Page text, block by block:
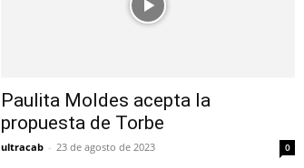
Paulita Moldes acepta la
propuesta de Torbe
ultracab - 23 de agosto de 2023 0